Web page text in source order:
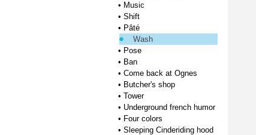
• Music
• Shift
• Pâté
Wash
• Pose
• Ban
• Come back at Ognes
• Butcher's shop
• Tower
• Underground french humor
• Four colors
• Sleeping Cinderiding hood